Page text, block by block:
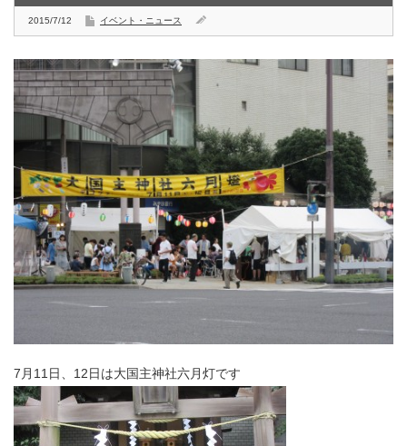
2015/7/12 イベント・ニュース
7月11日、12日は大国主神社六月灯です